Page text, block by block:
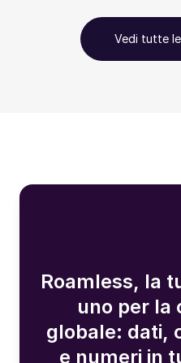
Vedi tutte
Roamless, la
uno per la
globale: dati,
e numeri in